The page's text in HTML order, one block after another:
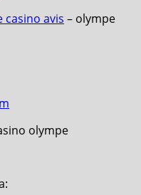
casino avis – olympe
olympe